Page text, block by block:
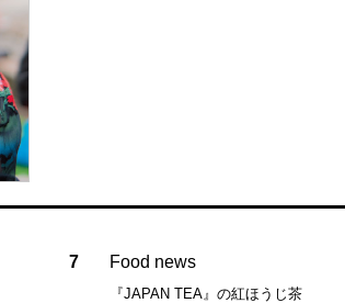
7 Food news
『JAPAN TEA』の紅ほうじ茶